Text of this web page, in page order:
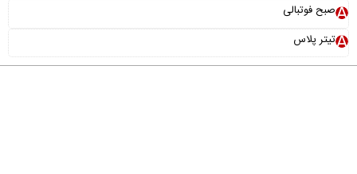
صبح فوتبالی
تیتر پلاس